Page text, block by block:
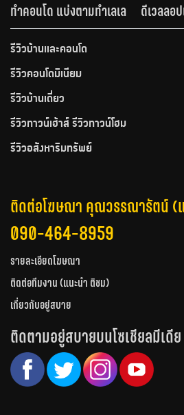
ทำคอนโด แบ่งตามทำเลเล
ดีเวลลอ
รีวิวบ้านและคอนโด
รีวิวคอนโดมิเนียม
รีวิวบ้านเดี่ยว
รีวิวทาวน์เฮ้าส์ รีวิวทาวน์โฮม
รีวิวอสังหาริมทรัพย์
ติดต่อโฆษณา คุณวรรณารัตน์ (
090-464-8959
รายละเอียดโฆษณา
ติดต่อทีมงาน (แนะนำ ติชม)
เกี่ยวกับอยู่สบาย
ติดตามอยู่สบายบนโซเชียลมีเดีย